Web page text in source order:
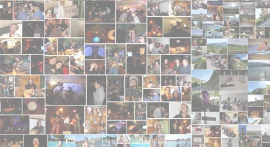
Le Binou Germain- 2009-07-31 10:05:21 - 4/5
Waouh, 2 articles dans l'EST Républicain, ça y
tout cas, très sympa ces quelques lignes sur
??? du gruyères sur vos raviolis ? <img src="./
anonyme- 2009-07-23 13:34:02 - 4/5
whaou c'etait super !
Francis Lalane- 2009-04-09 12:21:37 - 5/5
Oaou les gars, vous êtes tellement bon, je veux
Ledimi- 2009-03-29 19:03:19 - 4/5
keep going guys that fun